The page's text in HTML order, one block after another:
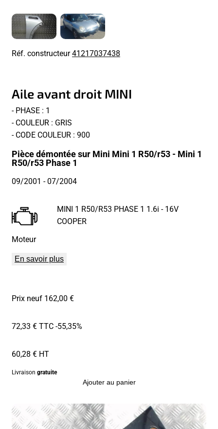
Réf. constructeur41217037438
Aile avant droit MINI
- PHASE : 1
- COULEUR : GRIS
- CODE COULEUR : 900
Pièce démontée sur Mini Mini 1 R50/r53 - Mini 1
R50/r53 Phase 1
09/2001 - 07/2004
Moteur
MINI 1 R50/R53 PHASE 1 1.6i - 16V
COOPER
En savoir plus
Prix neuf 162,00 €
72,33 € TTC-55,35%
60,28 € HT
Livraison gratuite
Ajouter au panier